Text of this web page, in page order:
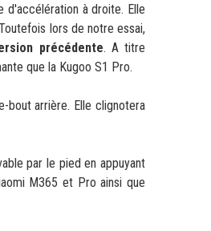
à droite. Elle
lors de notre essai,
précédente. A titre
que la Kugoo S1 Pro.
bout arrière. Elle clignotera
par le pied en appuyant
M365 et Pro ainsi que